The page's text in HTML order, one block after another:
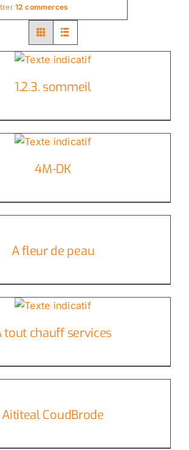
12 commerces
1.2.3. sommeil
4M-DK
A fleur de peau
tout chauff services
Aititeal CoudBrode